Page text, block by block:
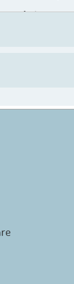
går løs med
aktivt
så går turen
til vandet og
Danish.Care
i uge 29 + 30.
Helle og
- Branchen for
og